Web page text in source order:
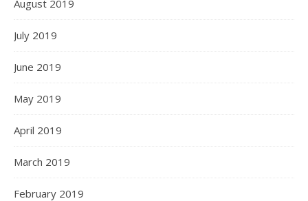
August 2019
July 2019
June 2019
May 2019
April 2019
March 2019
February 2019